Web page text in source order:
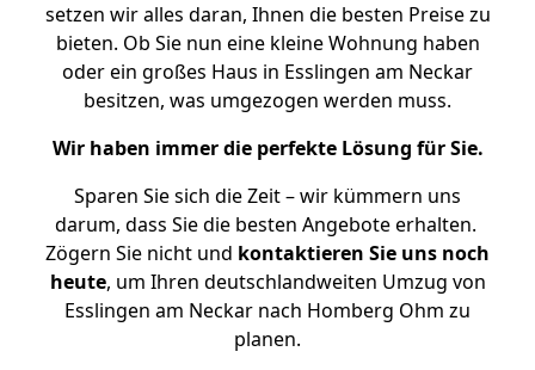
setzen wir alles daran, Ihnen die besten Preise zu
bieten. Ob Sie nun eine kleine Wohnung haben
oder ein großes Haus in Esslingen am Neckar
besitzen, was umgezogen werden muss.
Wir haben immer die perfekte Lösung für Sie.
Sparen Sie sich die Zeit – wir kümmern uns
darum, dass Sie die besten Angebote erhalten.
Zögern Sie nicht und kontaktieren Sie uns noch
heute, um Ihren deutschlandweiten Umzug von
Esslingen am Neckar nach Homberg Ohm zu
planen.